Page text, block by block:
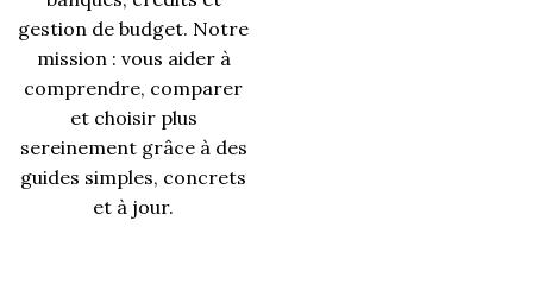
gestion de budget. Notre
mission : vous aider à
comprendre, comparer
et choisir plus
sereinement grâce à des
guides simples, concrets
et à jour.